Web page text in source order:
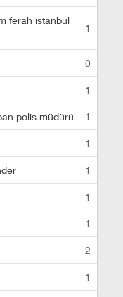
ferah istanbul
1
0
1
polis müdürü 1
1
1
1
1
2
1